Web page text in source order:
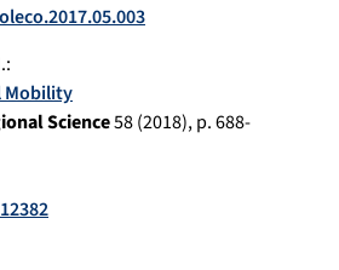
:
Mobility
Science58(2018), p.688-